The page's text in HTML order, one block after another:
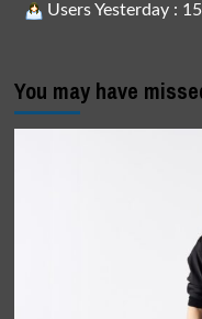
Users Yesterday :
You may have